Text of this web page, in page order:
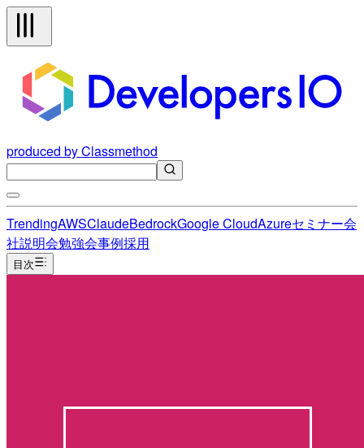
produced by Classmethod
TrendingAWSClaudeBedrockGoogle CloudAzureセミナー会
社説明会勉強会事例採用
目次